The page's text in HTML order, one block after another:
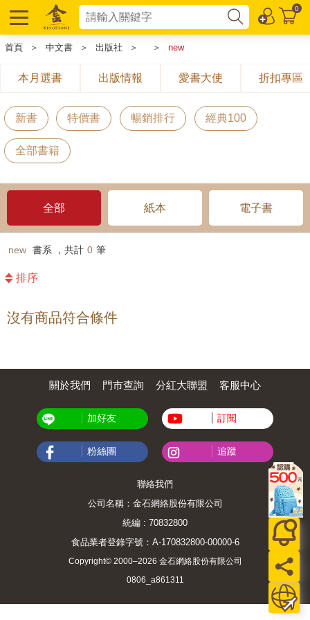
0
首頁 ＞ 中文書 ＞ 出版社 ＞ ＞ new
本月選書 出版情報 愛書大使 折扣專區
新書 特價書 暢銷排行 經典100
全部書籍
全部 紙本 電子書
new 書系 ，共計 0 筆
排序
沒有商品符合條件
關於我們 門市查詢 分紅大聯盟 客服中心
加好友 訂閱
粉絲團 追蹤
聯絡我們
公司名稱：金石網絡股份有限公司
統編 : 70832800
食品業者登錄字號：A-170832800-00000-6
Copyright© 2000–2026 金石網絡股份有限公司
0806_a861311